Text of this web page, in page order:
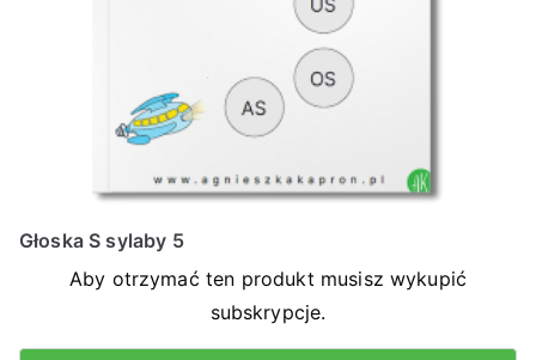
Głoska S sylaby 5
Aby otrzymać ten produkt musisz wykupić
subskrypcje.